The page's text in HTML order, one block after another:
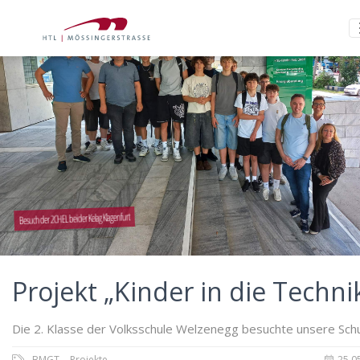
Besuch der 2CHEL bei der Kelag Klagenfurt
Projekt „Kinder in die
Die 2. Klasse der Volksschule Welzenegg besuchte unsere